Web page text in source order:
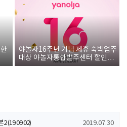
야놀자16주년 기념 제휴 숙박업주
대상 야놀자통합발주센터 할인쿠
폰 증정
2 (19.09.02) 2019.07.30